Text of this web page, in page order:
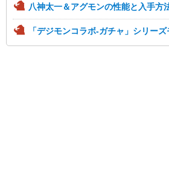
八神太一＆アグモンの性能と入手方
「デジモンコラボ-ガチャ」シリー